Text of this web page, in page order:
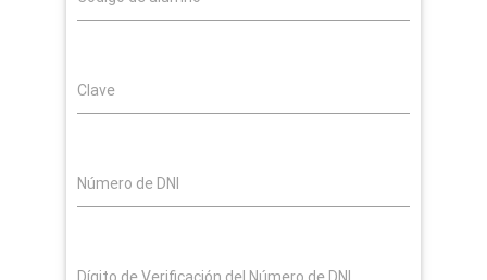
Clave
Número de DNI